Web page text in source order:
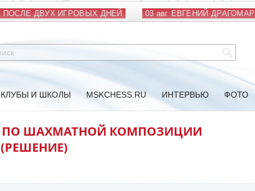
ДВУХ ИГРОВЫХ ДНЕЙ 03 авг ЕВГЕНИЙ
КЛУБЫ И ШКОЛЫ MSKCHESS.RU ИНТЕРВЬЮ ФОТО
ПО ШАХМАТНОЙ КОМПОЗИЦИИ
(РЕШЕНИЕ)